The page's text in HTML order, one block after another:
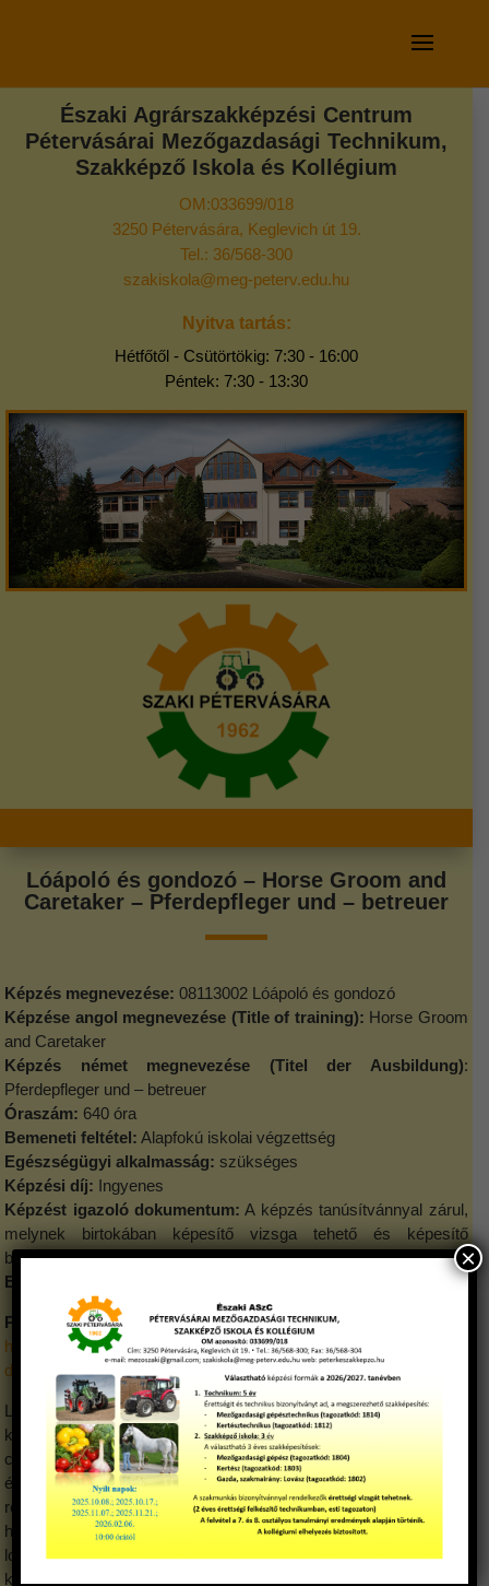
Északi Agrárszakképzési Centrum
Pétervásárai Mezőgazdasági Technikum,
Szakképző Iskola és Kollégium
OM:033699/018
3250 Pétervására, Keglevich út 19.
Tel.: 36/568-300
szakiskola@meg-peterv.edu.hu
Nyitva tartás:
Hétfőtől - Csütörtökig: 7:30 - 16:00
Péntek: 7:30 - 13:30
Lóápoló és gondozó – Horse Groom and
Caretaker – Pferdepfleger und – betreuer
Képzés megnevezése: 08113002 Lóápoló és gondozó
Képzése angol megnevezése (Title of training): Horse Groom
and Caretaker
Képzés német megnevezése (Titel der Ausbildung):
Pferdepfleger und – betreuer
Óraszám: 640 óra
Bemeneti feltétel: Alapfokú iskolai végzettség
Egészségügyi alkalmasság: szükséges
Képzési díj: Ingyenes
Képzést igazoló dokumentum: A képzés tanúsítvánnyal zárul,
melynek birtokában képesítő vizsga tehető és képesítő
bizonyítvány szerezhető.
Egyéb információ:
Programkövetelmény
https://api.ikk.hu/storage/uploads/files/08113002_loapolo_es_gon
dozo_pdf-1608555539230.pdf
Lóápoló – gondozó feladata a lóféle egyedek gondozása, ellátása
különböző lótartó és –képző helyeken, mint például ménesek,
csikónevelő telepek, méntelepek, fedeztetési állomások, sport-
és hobbiistállók, versenypályák. Elvégzi az istállómunkákat,
rendben tartja a lovat és annak környezetét. A kor- és
hasznosítási csoport igényeinek megfelelően takarmányozza a
lovakat. Kialakítja, gondozza és karbantartja a legelőt. A
környezet- állat- és munkavédelmi védelmi szabályok
×